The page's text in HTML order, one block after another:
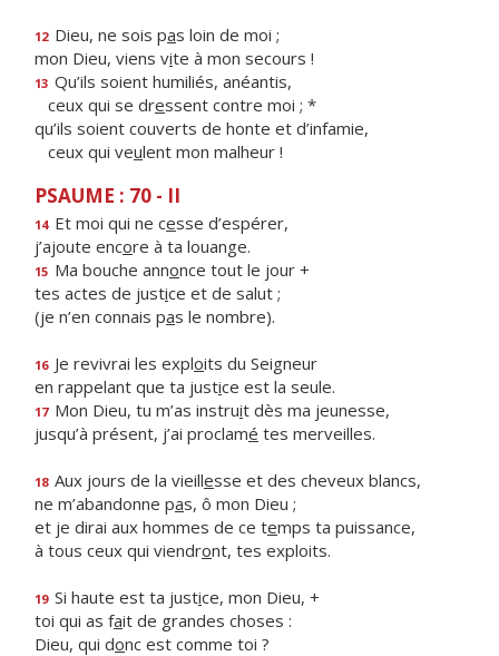
12 Dieu, ne sois pas loin de moi ;
mon Dieu, viens vite à mon secours !
13 Qu’ils soient humiliés, anéantis,
ceux qui se dressent contre moi ; *
qu’ils soient couverts de honte et d’infamie,
ceux qui veulent mon malheur !
PSAUME : 70 - II
14 Et moi qui ne cesse d’espérer,
j’ajoute encore à ta louange.
15 Ma bouche annonce tout le jour +
tes actes de justice et de salut ;
(je n’en connais pas le nombre).
16 Je revivrai les exploits du Seigneur
en rappelant que ta justice est la seule.
17 Mon Dieu, tu m’as instruit dès ma jeunesse,
jusqu’à présent, j’ai proclamé tes merveilles.
18 Aux jours de la vieillesse et des cheveux blancs,
ne m’abandonne pas, ô mon Dieu ;
et je dirai aux hommes de ce temps ta puissance,
à tous ceux qui viendront, tes exploits.
19 Si haute est ta justice, mon Dieu, +
toi qui as fait de grandes choses :
Dieu, qui donc est comme toi ?